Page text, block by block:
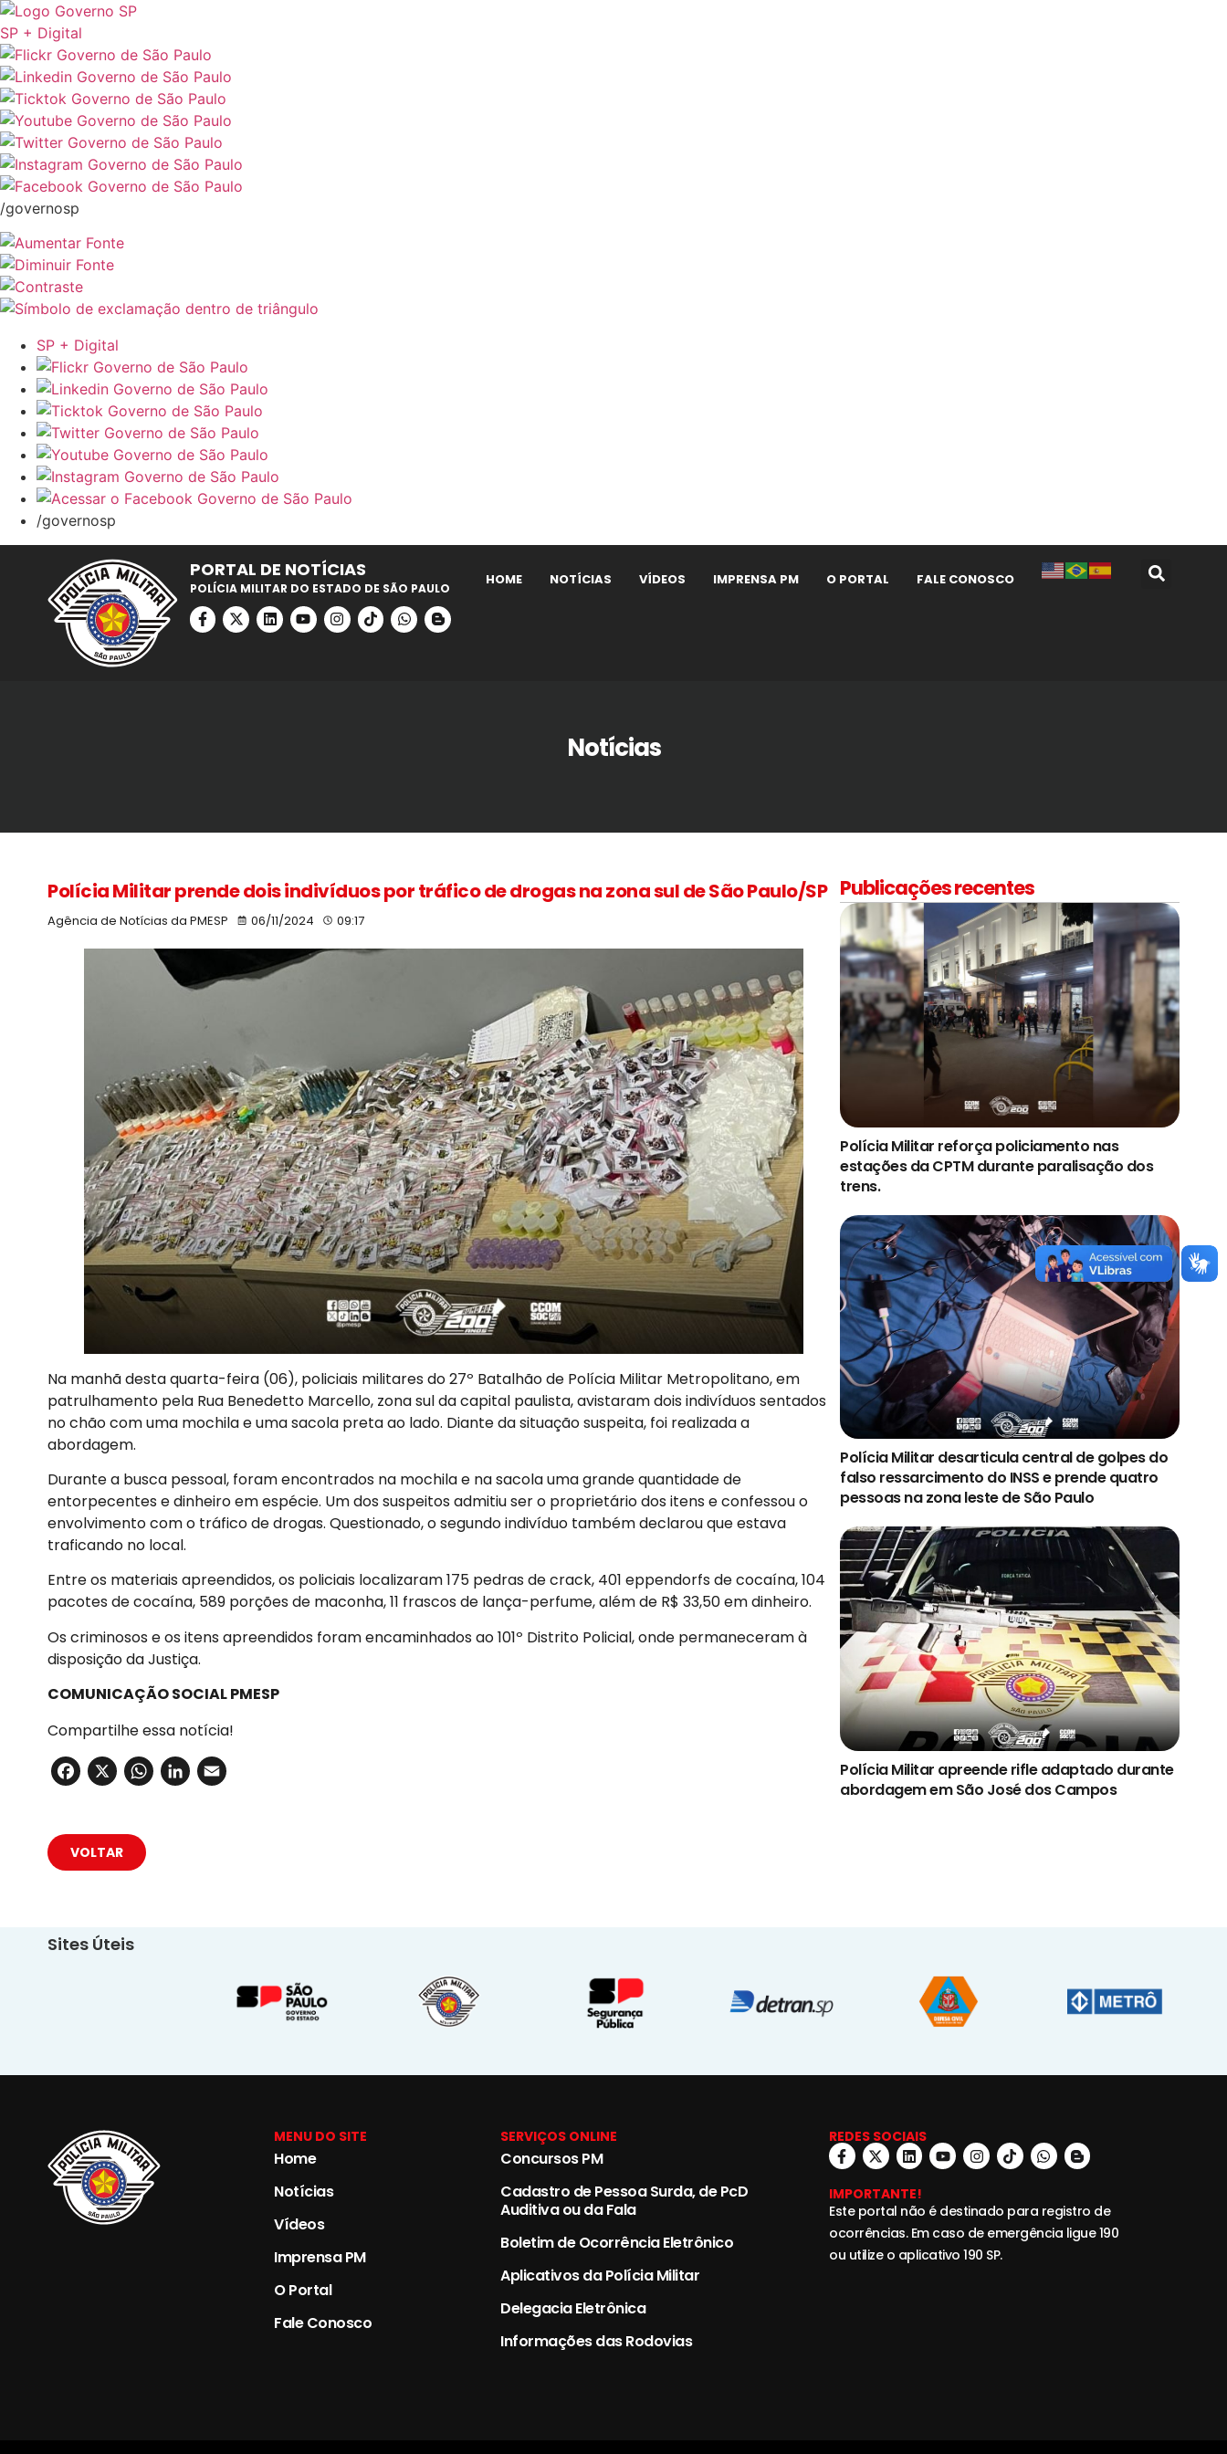
SP + Digital
/governosp
SP + Digital
/governosp
PORTAL DE NOTÍCIAS
POLÍCIA MILITAR DO ESTADO DE SÃO PAULO
HOME NOTÍCIAS VÍDEOS IMPRENSA PM O PORTAL FALE CONOSCO
Notícias
Polícia Militar prende dois indivíduos por tráfico de drogas na zona sul de São Paulo/SP
Agência de Notícias da PMESP 06/11/2024 09:17
Na manhã desta quarta-feira (06), policiais militares do 27º Batalhão de Polícia Militar Metropolitano, em
patrulhamento pela Rua Benedetto Marcello, zona sul da capital paulista, avistaram dois indivíduos sentados
no chão com uma mochila e uma sacola preta ao lado. Diante da situação suspeita, foi realizada a
abordagem.
Durante a busca pessoal, foram encontrados na mochila e na sacola uma grande quantidade de
entorpecentes e dinheiro em espécie. Um dos suspeitos admitiu ser o proprietário dos itens e confessou o
envolvimento com o tráfico de drogas. Questionado, o segundo indivíduo também declarou que estava
traficando no local.
Entre os materiais apreendidos, os policiais localizaram 175 pedras de crack, 401 eppendorfs de cocaína, 104
pacotes de cocaína, 589 porções de maconha, 11 frascos de lança-perfume, além de R$ 33,50 em dinheiro.
Os criminosos e os itens apreendidos foram encaminhados ao 101º Distrito Policial, onde permaneceram à
disposição da Justiça.
COMUNICAÇÃO SOCIAL PMESP
Compartilhe essa notícia!
Facebook
X WhatsApp
LinkedIn
Publicações recentes
Polícia Militar reforça policiamento nas
estações da CPTM durante paralisação dos
trens.
Polícia Militar desarticula central de golpes do
falso ressarcimento do INSS e prende quatro
pessoas na zona leste de São Paulo
Polícia Militar apreende rifle adaptado durante
abordagem em São José dos Campos
VOLTAR
Sites Úteis
MENU DO SITE
Home
Notícias
Vídeos
Imprensa PM
O Portal
Fale Conosco
SERVIÇOS ONLINE
Concursos PM
Cadastro de Pessoa Surda, de PcD
Auditiva ou da Fala
Boletim de Ocorrência Eletrônico
Aplicativos da Polícia Militar
Delegacia Eletrônica
Informações das Rodovias
REDES SOCIAIS
IMPORTANTE!
Este portal não é destinado para registro de
ocorrências. Em caso de emergência ligue 190
ou utilize o aplicativo 190 SP.